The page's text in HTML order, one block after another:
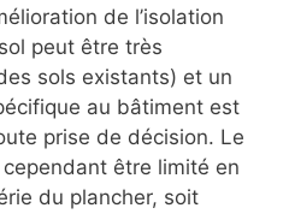
de l’isolation
peut être très
sols existants) et un
au bâtiment est
prise de décision. Le
être limité en
du plancher, soit